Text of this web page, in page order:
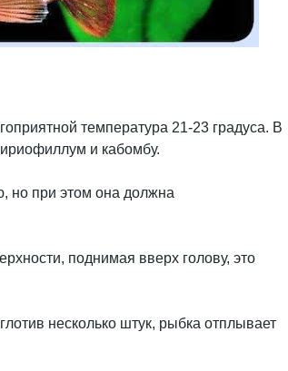
температура 21-23 градуса. В
и кабомбу.
но при этом она должна
поднимая вверх голову, это
несколько штук, рыбка отплывает